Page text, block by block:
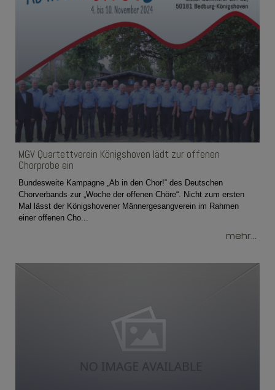
MGV Quartettverein Königshoven lädt zur offenen
Chorprobe ein
Bundesweite Kampagne „Ab in den Chor!“ des Deutschen
Chorverbands zur „Woche der offenen Chöre“. Nicht zum ersten
Mal lässt der Königshovener Männergesangverein im Rahmen
einer offenen Cho...
mehr...